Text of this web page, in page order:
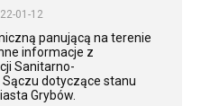
01-12
panującą na terenie
informacje z
Sanitarno-
dotyczące stanu
Grybów.